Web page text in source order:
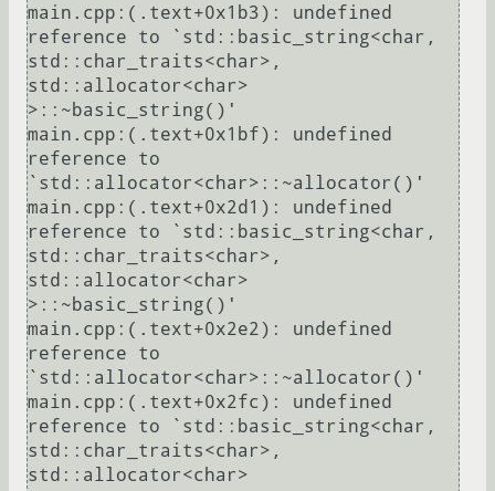
main.cpp:(.text+0x1b3): undefined
reference to `std::basic_string<char,
std::char_traits<char>,
std::allocator<char>
>::~basic_string()'
main.cpp:(.text+0x1bf): undefined
reference to
`std::allocator<char>::~allocator()'
main.cpp:(.text+0x2d1): undefined
reference to `std::basic_string<char,
std::char_traits<char>,
std::allocator<char>
>::~basic_string()'
main.cpp:(.text+0x2e2): undefined
reference to
`std::allocator<char>::~allocator()'
main.cpp:(.text+0x2fc): undefined
reference to `std::basic_string<char,
std::char_traits<char>,
std::allocator<char>